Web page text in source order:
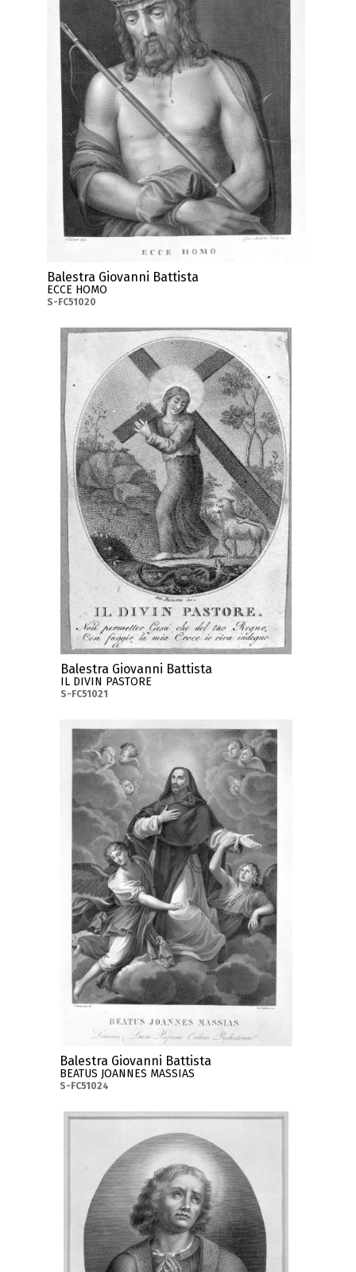
Balestra Giovanni Battista
ECCE HOMO
S-FC51020
Balestra Giovanni Battista
IL DIVIN PASTORE
S-FC51021
Balestra Giovanni Battista
BEATUS JOANNES MASSIAS
S-FC51024